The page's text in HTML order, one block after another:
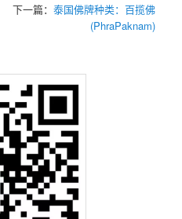
下一篇： 泰国佛牌种类：百揽佛
(PhraPaknam)